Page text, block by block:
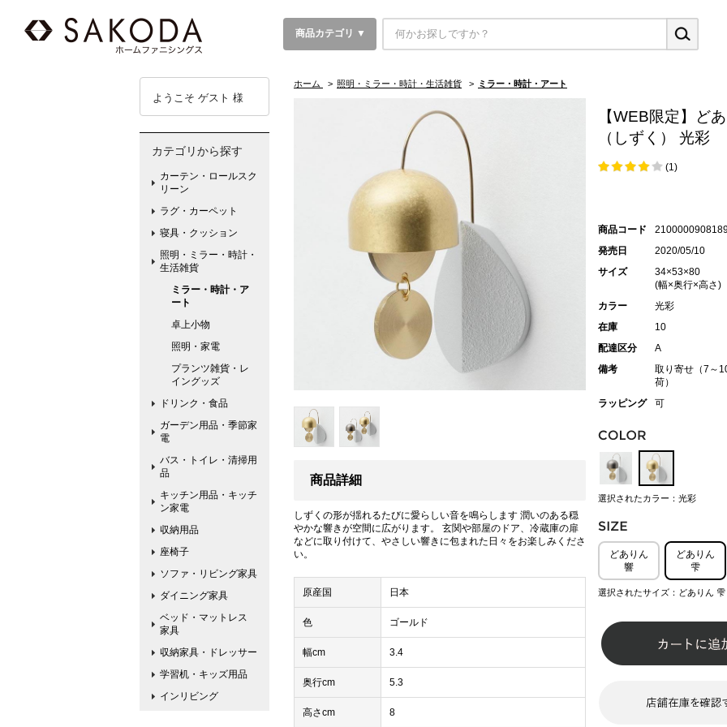
商品カテゴリ ▼
ホーム > 照明・ミラー・時計・生活雑貨 > ミラー・時計・アート
商品詳細
しずくの形が揺れるたびに愛らしい音を鳴らします 潤いのある穏
やかな響きが空間に広がります。 玄関や部屋のドア、冷蔵庫の扉
などに取り付けて、やさしい響きに包まれた日々をお楽しみくださ
い。
原産国 日本
色 ゴールド
幅cm 3.4
奥行cm 5.3
高さcm 8
【WEB限定】ど
（しずく） 光彩
(1)
商品コード
発売日
2020/05/10
サイズ
34×53×80
(幅×奥行×高さ)
カラー
光彩
在庫
10
配達区分
A
備考
取り寄せ（7～
荷）
ラッピング
可
選択されたカラー：光彩
どありん
響
どありん
雫
選択されたサイズ：どありん 雫
ようこそ ゲスト 様
カテゴリから探す
カーテン・ロールスク
リーン
ラグ・カーペット
寝具・クッション
照明・ミラー・時計・
生活雑貨
ミラー・時計・ア
ート
卓上小物
照明・家電
プランツ雑貨・レ
イングッズ
ドリンク・食品
ガーデン用品・季節家
電
バス・トイレ・清掃用
品
キッチン用品・キッチ
ン家電
収納用品
座椅子
ソファ・リビング家具
ダイニング家具
ベッド・マットレス
家具
収納家具・ドレッサー
学習机・キッズ用品
インリビング